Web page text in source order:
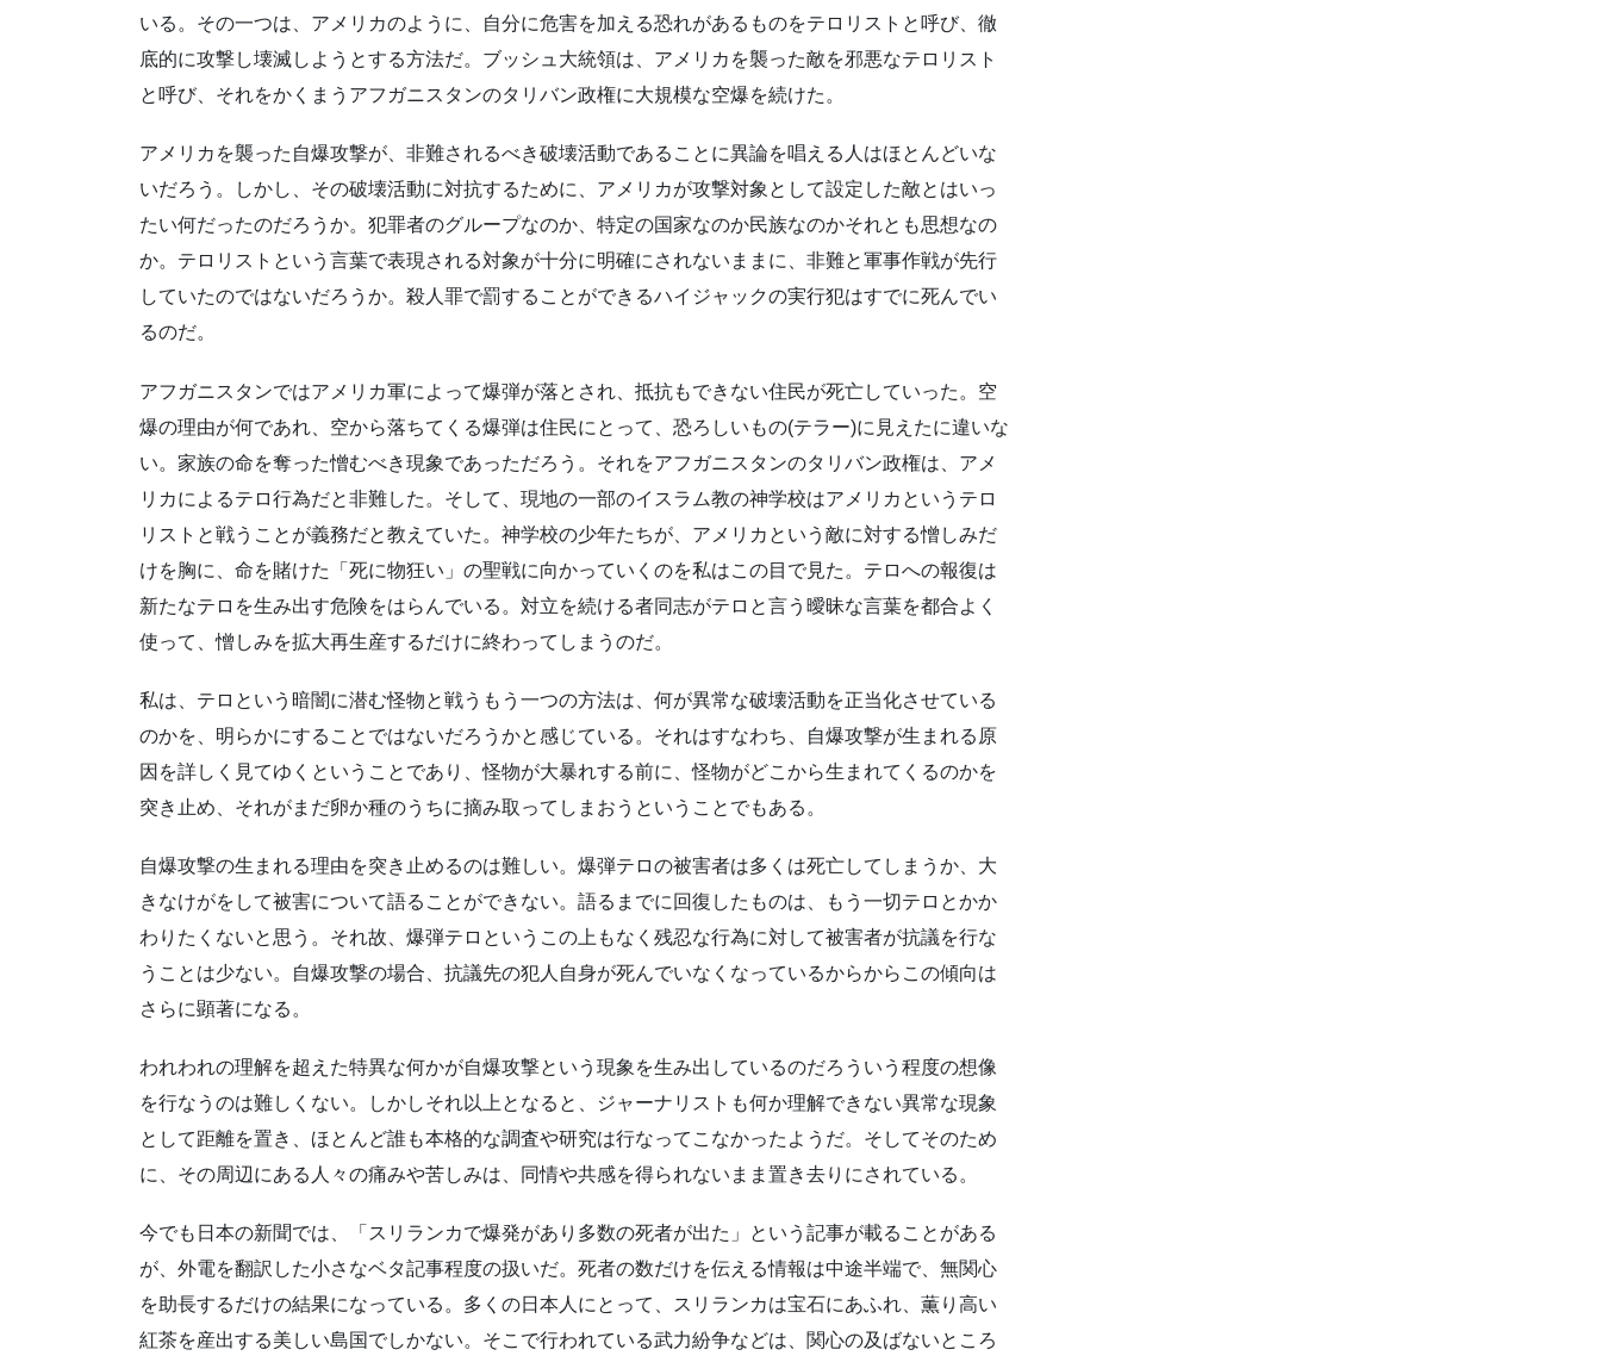
いる。その一つは、アメリカのように、自分に危害を加える恐れがあるものをテロリストと呼び、徹
底的に攻撃し壊滅しようとする方法だ。ブッシュ大統領は、アメリカを襲った敵を邪悪なテロリスト
と呼び、それをかくまうアフガニスタンのタリバン政権に大規模な空爆を続けた。
アメリカを襲った自爆攻撃が、非難されるべき破壊活動であることに異論を唱える人はほとんどいな
いだろう。しかし、その破壊活動に対抗するために、アメリカが攻撃対象として設定した敵とはいっ
たい何だったのだろうか。犯罪者のグループなのか、特定の国家なのか民族なのかそれとも思想なの
か。テロリストという言葉で表現される対象が十分に明確にされないままに、非難と軍事作戦が先行
していたのではないだろうか。殺人罪で罰することができるハイジャックの実行犯はすでに死んでい
るのだ。
アフガニスタンではアメリカ軍によって爆弾が落とされ、抵抗もできない住民が死亡していった。空
爆の理由が何であれ、空から落ちてくる爆弾は住民にとって、恐ろしいもの(テラー)に見えたに違いな
い。家族の命を奪った憎むべき現象であっただろう。それをアフガニスタンのタリバン政権は、アメ
リカによるテロ行為だと非難した。そして、現地の一部のイスラム教の神学校はアメリカというテロ
リストと戦うことが義務だと教えていた。神学校の少年たちが、アメリカという敵に対する憎しみだ
けを胸に、命を賭けた「死に物狂い」の聖戦に向かっていくのを私はこの目で見た。テロへの報復は
新たなテロを生み出す危険をはらんでいる。対立を続ける者同志がテロと言う曖昧な言葉を都合よく
使って、憎しみを拡大再生産するだけに終わってしまうのだ。
私は、テロという暗闇に潜む怪物と戦うもう一つの方法は、何が異常な破壊活動を正当化させている
のかを、明らかにすることではないだろうかと感じている。それはすなわち、自爆攻撃が生まれる原
因を詳しく見てゆくということであり、怪物が大暴れする前に、怪物がどこから生まれてくるのかを
突き止め、それがまだ卵か種のうちに摘み取ってしまおうということでもある。
自爆攻撃の生まれる理由を突き止めるのは難しい。爆弾テロの被害者は多くは死亡してしまうか、大
きなけがをして被害について語ることができない。語るまでに回復したものは、もう一切テロとかか
わりたくないと思う。それ故、爆弾テロというこの上もなく残忍な行為に対して被害者が抗議を行な
うことは少ない。自爆攻撃の場合、抗議先の犯人自身が死んでいなくなっているからからこの傾向は
さらに顕著になる。
われわれの理解を超えた特異な何かが自爆攻撃という現象を生み出しているのだろういう程度の想像
を行なうのは難しくない。しかしそれ以上となると、ジャーナリストも何か理解できない異常な現象
として距離を置き、ほとんど誰も本格的な調査や研究は行なってこなかったようだ。そしてそのため
に、その周辺にある人々の痛みや苦しみは、同情や共感を得られないまま置き去りにされている。
今でも日本の新聞では、「スリランカで爆発があり多数の死者が出た」という記事が載ることがある
が、外電を翻訳した小さなベタ記事程度の扱いだ。死者の数だけを伝える情報は中途半端で、無関心
を助長するだけの結果になっている。多くの日本人にとって、スリランカは宝石にあふれ、薫り高い
紅茶を産出する美しい島国でしかない。そこで行われている武力紛争などは、関心の及ばないところ